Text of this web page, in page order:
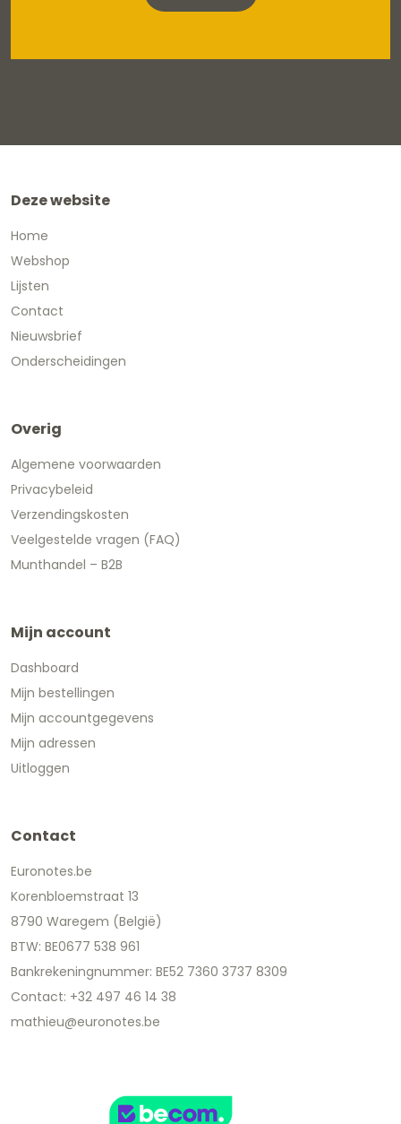
Deze website
Home
Webshop
Lijsten
Contact
Nieuwsbrief
Onderscheidingen
Overig
Algemene voorwaarden
Privacybeleid
Verzendingskosten
Veelgestelde vragen (FAQ)
Munthandel – B2B
Mijn account
Dashboard
Mijn bestellingen
Mijn accountgegevens
Mijn adressen
Uitloggen
Contact
Euronotes.be
Korenbloemstraat 13
8790 Waregem (België)
BTW: BE0677 538 961
Bankrekeningnummer: BE52 7360 3737 8309
Contact: +32 497 46 14 38
mathieu@euronotes.be